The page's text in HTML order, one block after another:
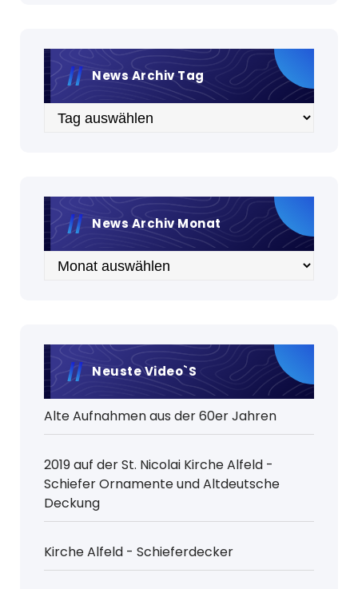
News Archiv Tag
Archiv
News Archiv Monat
Archiv
Neuste Video`s
Alte Aufnahmen aus der 60er Jahren
2019 auf der St. Nicolai Kirche Alfeld -
Schiefer Ornamente und Altdeutsche
Deckung
Kirche Alfeld - Schieferdecker